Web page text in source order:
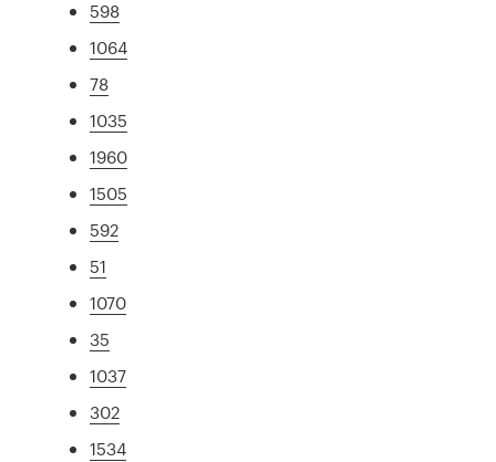
598
1064
78
1035
1960
1505
592
51
1070
35
1037
302
1534